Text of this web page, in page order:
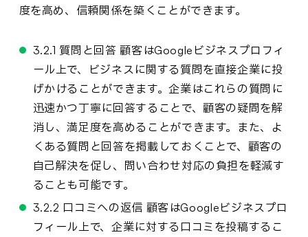
度を高め、信頼関係を築くことができます。
3.2.1 質問と回答 顧客はGoogleビジネスプロフィ
ール上で、ビジネスに関する質問を直接企業に投
げかけることができます。企業はこれらの質問に
迅速かつ丁寧に回答することで、顧客の疑問を解
消し、満足度を高めることができます。また、よ
くある質問と回答を掲載しておくことで、顧客の
自己解決を促し、問い合わせ対応の負担を軽減す
ることも可能です。
3.2.2 口コミへの返信 顧客はGoogleビジネスプロ
フィール上で、企業に対する口コミを投稿するこ